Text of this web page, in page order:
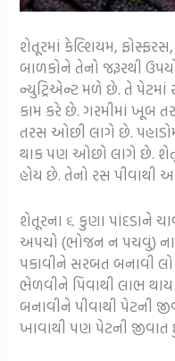
શેતૂરમાં કેલ્શિયમ,
બાળકોને તેનો જરૂરથી
ન્યુટ્રિએન્ટ મળે છે. તે
કામ કરે છે. ગરમીમાં ખૂબ
તરસ ઓછી લાગે છે.
થાક પણ ઓછો લાગે છે.
હોય છે. તેનો રસ પીવાથી
શેતૂરના ૬ કુણા પાંદડાને
અપચો (ભોજન ન પચવું) ના
પકાવીને સરબત બનાવી
ભેળવીને પિવાથી લાભ
બનાવીને પીવાથી પેટની
ખાવાથી પણ પેટની